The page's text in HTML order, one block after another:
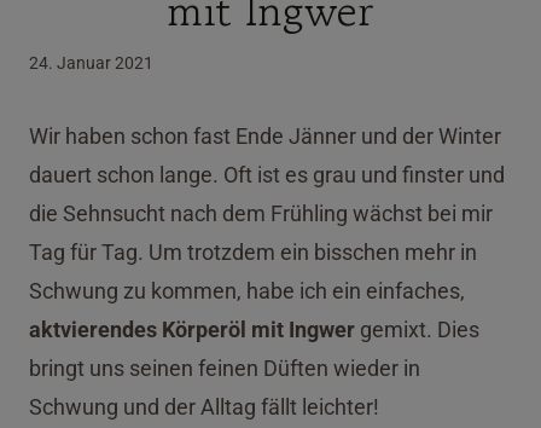
24. Januar 2021
Wir haben schon fast Ende Jänner und der Winter
dauert schon lange. Oft ist es grau und finster und
die Sehnsucht nach dem Frühling wächst bei mir
Tag für Tag. Um trotzdem ein bisschen mehr in
Schwung zu kommen, habe ich ein einfaches,
aktvierendes Körperöl mit Ingwer gemixt. Dies
bringt uns seinen feinen Düften wieder in
Schwung und der Alltag fällt leichter!